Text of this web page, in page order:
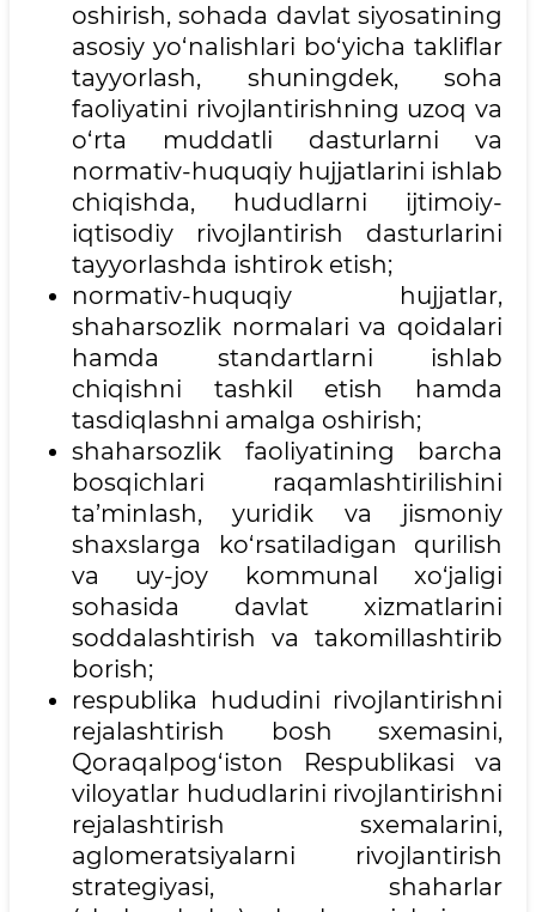
oshirish, sohada davlat siyosatining
asosiy yo‘nalishlari bo‘yicha takliflar
tayyorlash, shuningdek, soha
faoliyatini rivojlantirishning uzoq va
o‘rta muddatli dasturlarni va
normativ-huquqiy hujjatlarini ishlab
chiqishda, hududlarni ijtimoiy-
iqtisodiy rivojlantirish dasturlarini
tayyorlashda ishtirok etish;
normativ-huquqiy hujjatlar,
shaharsozlik normalari va qoidalari
hamda standartlarni ishlab
chiqishni tashkil etish hamda
tasdiqlashni amalga oshirish;
shaharsozlik faoliyatining barcha
bosqichlari raqamlashtirilishini
ta’minlash, yuridik va jismoniy
shaxslarga ko‘rsatiladigan qurilish
va uy-joy kommunal xo‘jaligi
sohasida davlat xizmatlarini
soddalashtirish va takomillashtirib
borish;
respublika hududini rivojlantirishni
rejalashtirish bosh sxemasini,
Qoraqalpog‘iston Respublikasi va
viloyatlar hududlarini rivojlantirishni
rejalashtirish sxemalarini,
aglomeratsiyalarni rivojlantirish
strategiyasi, shaharlar